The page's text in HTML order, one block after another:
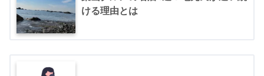
ける理由とは